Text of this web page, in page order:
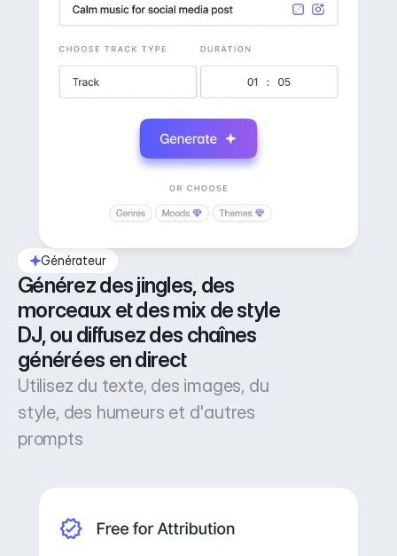
Générateur
Générez des jingles, des
morceaux et des mix de style
DJ, ou diffusez des chaînes
générées en direct
Utilisez du texte, des images, du
style, des humeurs et d'autres
prompts